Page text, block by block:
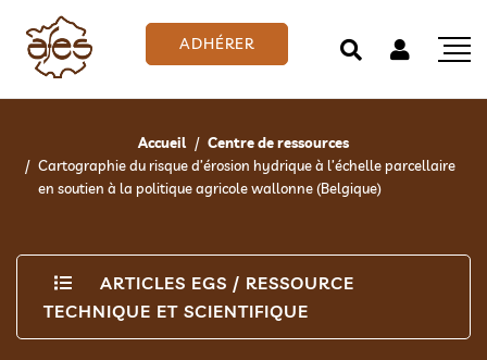
ADHÉRER
Accueil
Centre de ressources
Cartographie du risque d’érosion hydrique à l’échelle parcellaire
en soutien à la politique agricole wallonne (Belgique)
ARTICLES EGS / RESSOURCE
TECHNIQUE ET SCIENTIFIQUE